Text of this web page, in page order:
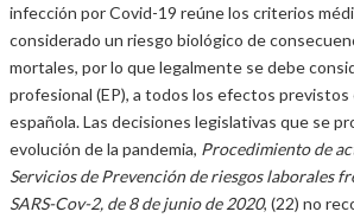
infección por Covid-19 reúne los criterios
considerado un riesgo biológico de
mortales, por lo que legalmente se debe
profesional (EP), a todos los efectos previstos
española. Las decisiones legislativas que se
evolución de la pandemia, Procedimiento de
Servicios de Prevención de riesgos laborales
SARS-Cov-2, de 8 de junio de 2020, (22) no